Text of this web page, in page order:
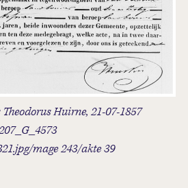
Huirne, 21-07-1857
mage 243/akte 39